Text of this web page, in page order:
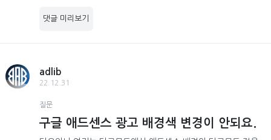
댓글 미리보기
adlib
22.12.31
질문
구글 애드센스 광고 배경색 변경이 안되요.